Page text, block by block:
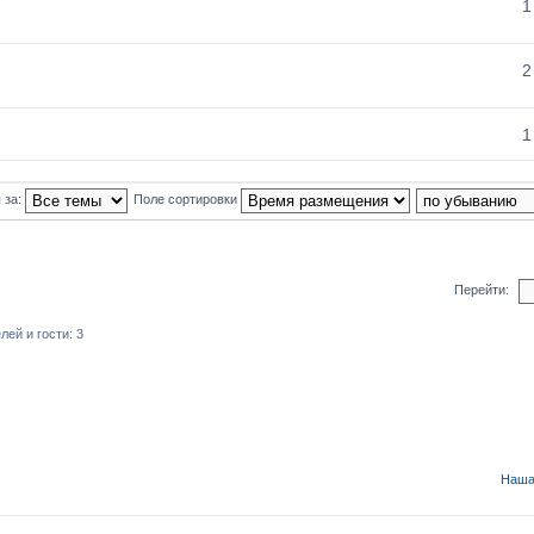
1
2
1
за: Поле сортировки
Перейти:
и гости: 3